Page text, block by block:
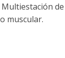
de
muscular.